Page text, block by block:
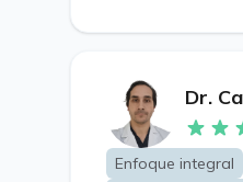
Dr.
Enfoque integral